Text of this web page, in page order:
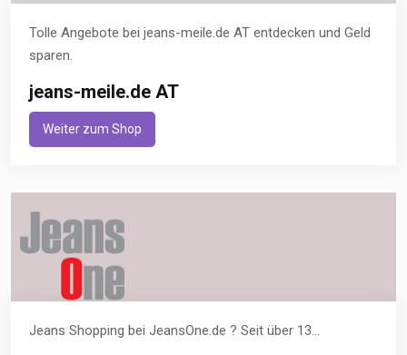
Tolle Angebote bei jeans-meile.de AT entdecken und Geld
sparen.
jeans-meile.de AT
Weiter zum Shop
Jeans Shopping bei JeansOne.de ? Seit über 13...